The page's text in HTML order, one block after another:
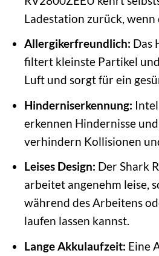
Ladestation zurück, wenn
Allergikerfreundlich: Das
filtert kleinste Partikel
Luft und sorgt für ein
Hinderniserkennung:
erkennen Hindernisse
verhindern Kollisionen
Leises Design: Der Shark
arbeitet angenehm leise,
während des Arbeitens
laufen lassen kannst.
Lange Akkulaufzeit: Eine